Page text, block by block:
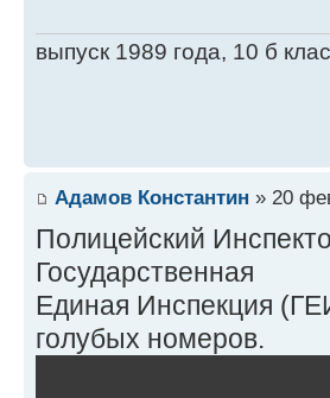
выпуск 1989 года, 10 б
Адамов Константин » 20
Полицейский
Государственная
Единая Инспекция
голубых номеров.